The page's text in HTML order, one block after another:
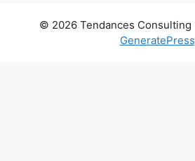
© 2026 Tendances Consulting
GeneratePress